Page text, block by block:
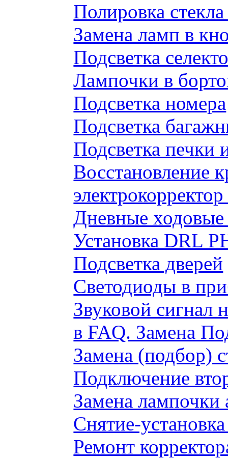
Полировка
Замена ламп в
Подсветка
Лампочки в
Подсветка номера
Подсветка
Подсветка печки
Восстановление
Дневные ходовые
Установка DRL
Подсветка дверей
Светодиоды в
Звуковой сигнал
в FAQ. Замена
Замена (подбор)
Подключение
Замена лампочки
Снятие-
Ремонт